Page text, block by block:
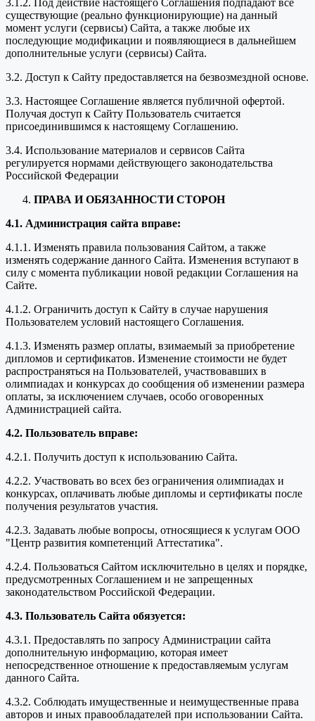
существующие (реально функционирующие) на данный
момент услуги (сервисы) Сайта, а также любые их
последующие модификации и появляющиеся в дальнейшем
дополнительные услуги (сервисы) Сайта.
3.2. Доступ к Сайту предоставляется на безвозмездной основе.
3.3. Настоящее Соглашение является публичной офертой.
Получая доступ к Сайту Пользователь считается
присоединившимся к настоящему Соглашению.
3.4. Использование материалов и сервисов Сайта
регулируется нормами действующего законодательства
Российской Федерации
ПРАВА И ОБЯЗАННОСТИ СТОРОН
4.1. Администрация сайта вправе:
4.1.1. Изменять правила пользования Сайтом, а также
изменять содержание данного Сайта. Изменения вступают в
силу с момента публикации новой редакции Соглашения на
Сайте.
4.1.2. Ограничить доступ к Сайту в случае нарушения
Пользователем условий настоящего Соглашения.
4.1.3. Изменять размер оплаты, взимаемый за приобретение
дипломов и сертификатов. Изменение стоимости не будет
распространяться на Пользователей, участвовавших в
олимпиадах и конкурсах до сообщения об изменении размера
оплаты, за исключением случаев, особо оговоренных
Администрацией сайта.
4.2. Пользователь вправе:
4.2.1. Получить доступ к использованию Сайта.
4.2.2. Участвовать во всех без ограничения олимпиадах и
конкурсах, оплачивать любые дипломы и сертификаты после
получения результатов участия.
4.2.3. Задавать любые вопросы, относящиеся к услугам ООО
"Центр развития компетенций Аттестатика".
4.2.4. Пользоваться Сайтом исключительно в целях и порядке,
предусмотренных Соглашением и не запрещенных
законодательством Российской Федерации.
4.3. Пользователь Сайта обязуется:
4.3.1. Предоставлять по запросу Администрации сайта
дополнительную информацию, которая имеет
непосредственное отношение к предоставляемым услугам
данного Сайта.
4.3.2. Соблюдать имущественные и неимущественные права
авторов и иных правообладателей при использовании Сайта.